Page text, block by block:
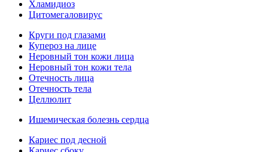
Хламидиоз
Цитомегаловирус
Круги под глазами
Купероз на лице
Неровный тон кожи лица
Неровный тон кожи тела
Отечность лица
Отечность тела
Целлюлит
Ишемическая болезнь сердца
Кариес под десной